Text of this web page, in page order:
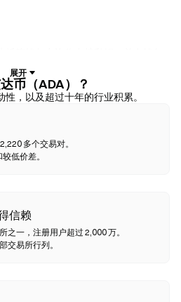
支持法币入金，无需先经过交易所即
备份助记词，并在确认任何交易前核
通过智能合约在链上执行兑换，无
链上。
币（ADA）？
，以及超过十年的行业积累。
多个交易对。
低价差。
信赖
之一，注册用户超过 2,000 万。
交易所行列。